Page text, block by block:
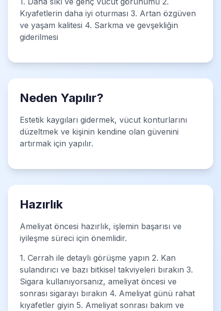
Kıyafetlerin daha iyi oturması 3. Artan özgüven
ve yaşam kalitesi 4. Sarkma ve gevşekliğin
giderilmesi
Neden Yapılır?
Estetik kaygıları gidermek, vücut konturlarını
düzeltmek ve kişinin kendine olan güvenini
artırmak için yapılır.
Hazırlık
Ameliyat öncesi hazırlık, işlemin başarısı ve
iyileşme süreci için önemlidir.
1. Cerrah ile detaylı görüşme yapın 2. Kan
sulandırıcı ve bazı bitkisel takviyeleri bırakın 3.
Sigara kullanıyorsanız, ameliyat öncesi ve
sonrası sigarayı bırakın 4. Ameliyat günü rahat
kıyafetler giyin 5. Ameliyat sonrası bakım ve